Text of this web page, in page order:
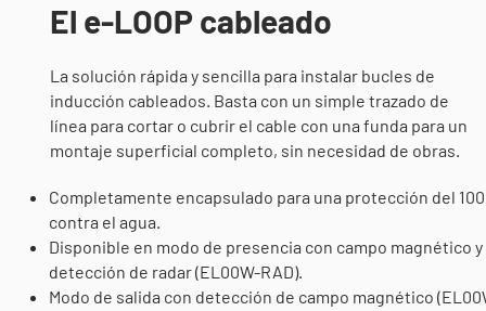
El e-LOOP cableado
La solución rápida y sencilla para instalar bucles de
inducción cableados. Basta con un simple trazado de
línea para cortar o cubrir el cable con una funda para un
montaje superficial completo, sin necesidad de obras.
Completamente encapsulado para una protección del
contra el agua.
Disponible en modo de presencia con campo magnético y
detección de radar (EL00W-RAD).
Modo de salida con detección de campo magnético